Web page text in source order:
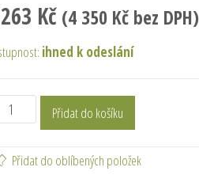
Kč (4 350 Kčbez DPH)
ihned k odeslání
Přidat do košíku
Přidat do oblíbených položek